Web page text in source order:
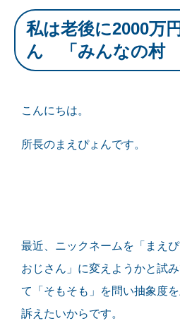
私は老後に2000万
ん 「みんなの村
こんにちは。
所長のまえぴょんです。
最近、ニックネームを「まえ
おじさん」に変えようかと試
て「そもそも」を問い抽象度
訴えたいからです。